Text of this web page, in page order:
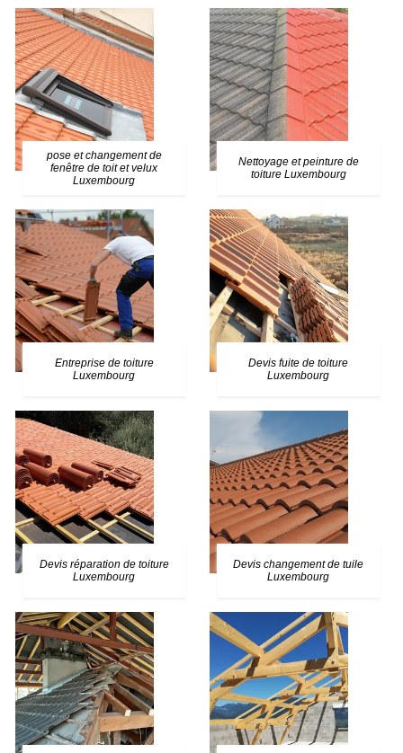
pose et changement de
fenêtre de toit et velux
Luxembourg
Nettoyage et peinture de
toiture Luxembourg
Entreprise de toiture
Luxembourg
Devis fuite de toiture
Luxembourg
Devis réparation de toiture
Luxembourg
Devis changement de tuile
Luxembourg